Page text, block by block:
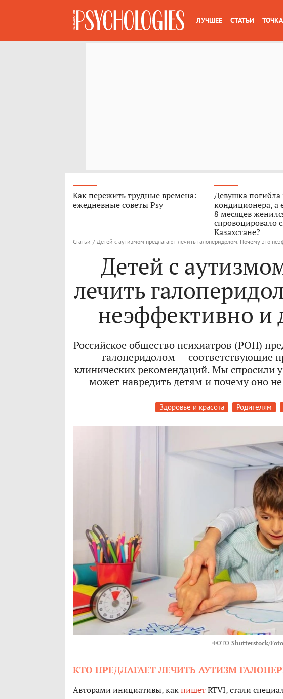
ЛУЧШЕЕ СТАТЬИ
Как пережить трудные времена:
ежедневные советы Psy
Девушка
кондиционера, а
8 месяцев
спровоцировало
Казахстане?
Статьи / Детей с аутизмом предлагают лечить галоперидолом. Почему это
Детей с
лечить
неэффективно и
Российское общество психиатров (РОП)
галоперидолом — соответствующие
клинических рекомендаций. Мы спросили
может навредить детям и почему оно
Здоровье и красота Родителям
ФОТО Shutterstock/
КТО ПРЕДЛАГАЕТ ЛЕЧИТЬ АУТИЗМ
Авторами инициативы, какпишетRTVI, стали